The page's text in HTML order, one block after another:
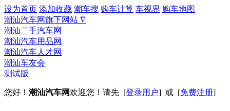
设为首页 添加收藏 潮车搜 购车计算 车视界 购车地图
潮汕汽车网旗下网站 ∇
潮汕二手汽车网
潮汕汽车用品网
潮汕汽车人才网
潮汕车友会
测试版
您好！ 潮汕汽车网欢迎您！请先 [登录用户] 或 [免费注册]